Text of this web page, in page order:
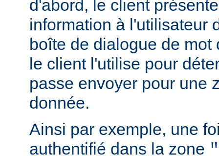
d'abord, le client
information à l'utilisateur
boîte de dialogue de mot
le client l'utilise pour
passe envoyer pour une
donnée.
Ainsi par exemple, une
authentifié dans la zone